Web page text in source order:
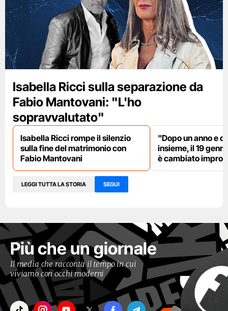
Isabella Ricci sulla separazione da
Fabio Mantovani: "L'ho
sopravvalutato"
Isabella Ricci rompe il silenzio
sulla fine del matrimonio con
Fabio Mantovani
"Dopo un anno e
insieme, il 19
è cambiato
LEGGI TUTTA LA STORIA SEGUI
Più che un giornale
Il media che racconta il tempo in cui
viviamo con occhi moderni